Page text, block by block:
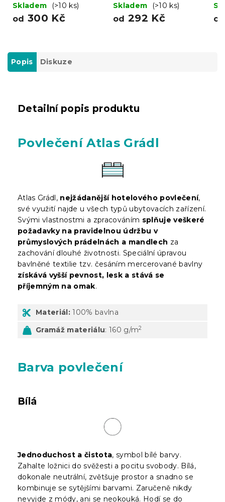
Skladem
(>10 ks)
od 300 Kč
Skladem
(>10 ks)
od 292 Kč od
Popis Diskuze
Detailní popis produktu
Povlečení Atlas Grádl
Atlas Grádl, nejžádanější hotelového povlečení,
své využití najde u všech typů ubytovacích zařízení.
Svými vlastnostmi a zpracováním splňuje veškeré
požadavky na pravidelnou údržbu v
průmyslových prádelnách a mandlech za
zachování dlouhé životnosti. Speciální úpravou
bavlněné textilie tzv. česáním mercerované bavlny
získává vyšší pevnost, lesk a stává se
příjemným na omak.
Materiál: 100% bavlna
Gramáž materiálu: 160 g/m2
Barva povlečení
Bílá
Jednoduchost a čistota, symbol bílé barvy.
Zahalte ložnici do svěžesti a pocitu svobody. Bílá,
dokonale neutrální, zvětšuje prostor a snadno se
kombinuje se sytějšími barvami. Zaručeně nikdy
nevyjde z módy, ani se neokouká. Hodí se do